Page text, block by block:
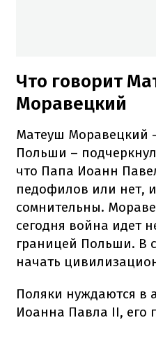
Что говорит
Моравецкий
Матеуш Моравецкий
Польши –
что Папа Иоанн
педофилов или нет,
сомнительны.
сегодня война идет
границей Польши. В
начать
Поляки нуждаются в
Иоанна Павла II, его